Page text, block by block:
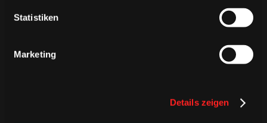
Statistiken
Marketing
Details zeigen